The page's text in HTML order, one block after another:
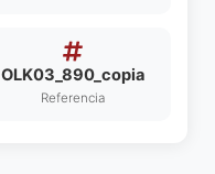
OLK03_890_copia
Referencia